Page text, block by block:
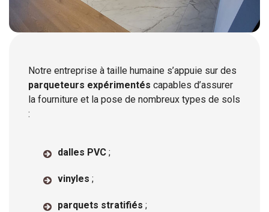
Notre entreprise à taille humaine s’appuie sur des
parqueteurs expérimentés capables d’assurer
la fourniture et la pose de nombreux types de sols
:
dalles PVC ;
vinyles ;
parquets stratifiés ;